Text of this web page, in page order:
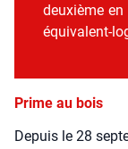
deuxième
équi­valent-
Prime au bois
Depuis le 28